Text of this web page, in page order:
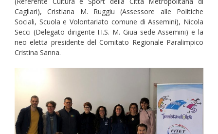
Cagliari), Cristiana M. Ruggiu (Assessore alle Politiche
Sociali, Scuola e Volontariato comune di Assemini), Nicola
Secci (Delegato dirigente I.I.S. M. Giua sede Assemini) e la
neo eletta presidente del Comitato Regionale Paralimpico
Cristina Sanna.